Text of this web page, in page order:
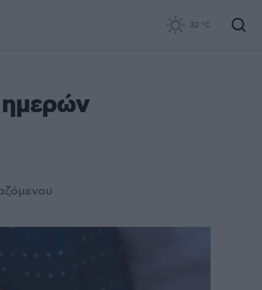
32 °C
ημερών